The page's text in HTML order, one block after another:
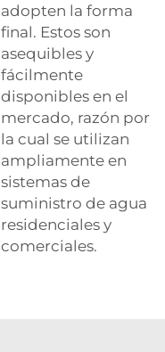
adopten la forma
final. Estos son
asequibles y
fácilmente
disponibles en el
mercado, razón por
la cual se utilizan
ampliamente en
sistemas de
suministro de agua
residenciales y
comerciales.